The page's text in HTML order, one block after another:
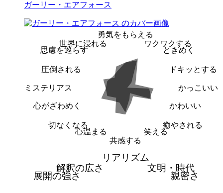
ガーリー・エアフォース
勇気をもらえる
ワクワクする
ときめく
ドキッとする
かっこいい
かわいい
癒やされる
笑える
共感する
心温まる
切なくなる
心がざわめく
ミステリアス
圧倒される
思慮を巡らす
世界に浸れる
リアリズム
文明・時代
親密さ
展開の強さ
解釈の広さ